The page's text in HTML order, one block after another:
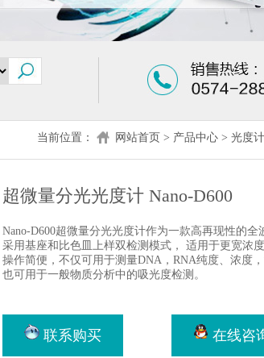
当前位置： 网站首页 > 产品中心 > 光度
超微量分光光度计 Nano-D600
Nano-D600超微量分光光度计作为一款高再现性的全
采用基座和比色皿上样双检测模式， 适用于更宽浓
操作简便，不仅可用于测量DNA，RNA纯度、浓度
也可用于一般物质分析中的吸光度检测。
联系购买 在线咨